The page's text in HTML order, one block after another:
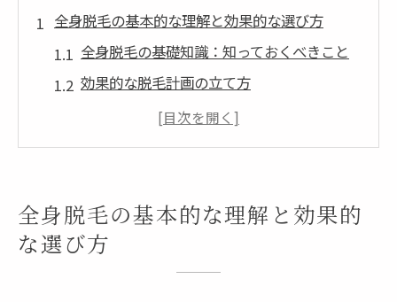
全身脱毛の基本的な理解と効果的な選び方
全身脱毛の基礎知識：知っておくべきこと
効果的な脱毛計画の立て方
脱毛サロンの選び方のポイント
料金体系とサービスの比較方法
施術後のアフターケアと注意事項
自分に合った脱毛プランを選ぶための重要なポ
全身脱毛の基本的な理解と効果的
な選び方